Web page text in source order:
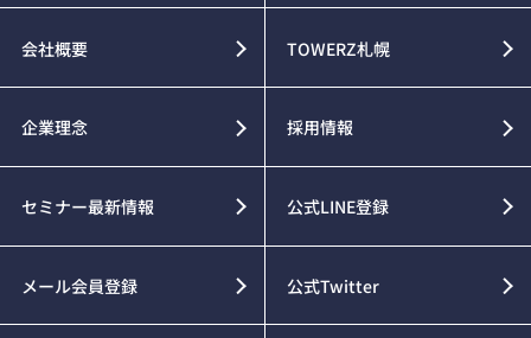
会社概要 TOWERZ札幌
企業理念 採用情報
セミナー最新情報 公式LINE登録
メール会員登録 公式Twitter